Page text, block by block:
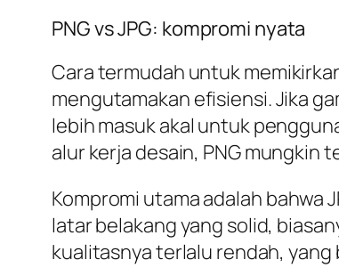
PNG vs JPG: kompromi nyata
Cara termudah untuk
mengutamakan efisiensi. Jika
lebih masuk akal untuk
alur kerja desain, PNG mungkin
Kompromi utama adalah bahwa
latar belakang yang solid,
kualitasnya terlalu rendah, yang